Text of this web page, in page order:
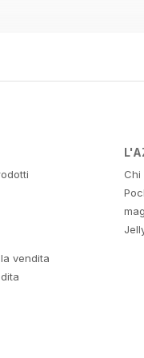
vendita
Chi